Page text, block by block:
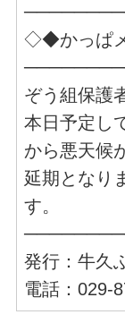
◇◆かっぱ
ぞう組保護
本日予定し
から悪天候
延期となり
す。
発行：牛久
電話：029-